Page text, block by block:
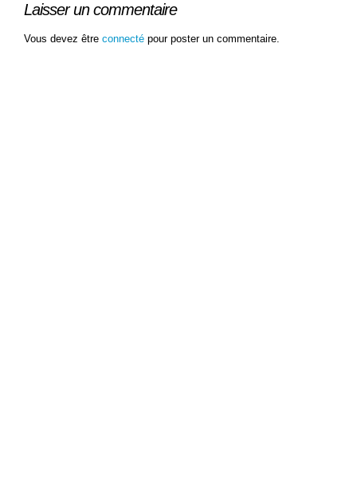
Laisser un commentaire
Vous devez être connecté pour poster un commentaire.